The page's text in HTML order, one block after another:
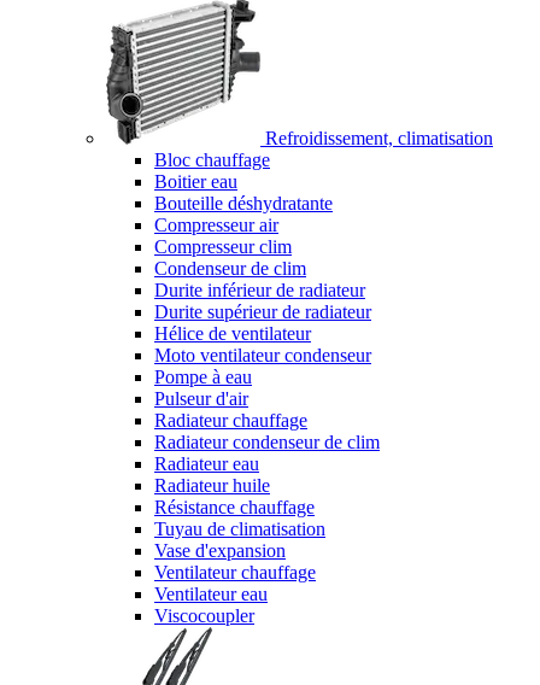
Refroidissement, climatisation
Bloc chauffage
Boitier eau
Bouteille déshydratante
Compresseur air
Compresseur clim
Condenseur de clim
Durite inférieur de radiateur
Durite supérieur de radiateur
Hélice de ventilateur
Moto ventilateur condenseur
Pompe à eau
Pulseur d'air
Radiateur chauffage
Radiateur condenseur de clim
Radiateur eau
Radiateur huile
Résistance chauffage
Tuyau de climatisation
Vase d'expansion
Ventilateur chauffage
Ventilateur eau
Viscocoupler